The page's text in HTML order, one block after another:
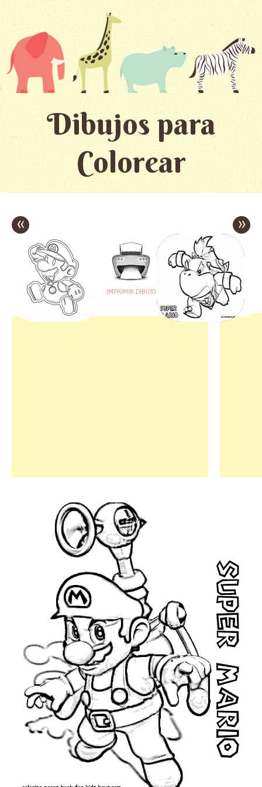
Dibujos para
Colorear
«
IMPRIMIR DIBUJO
»